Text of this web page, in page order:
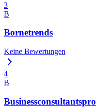
3
B
Bornetrends
Keine Bewertungen
4
B
Businessconsultantspro